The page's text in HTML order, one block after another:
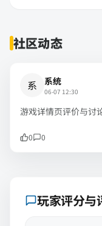
社区动态
系 系统
06-07 12:30
游戏详情页评价与讨
0 0
玩家评分与